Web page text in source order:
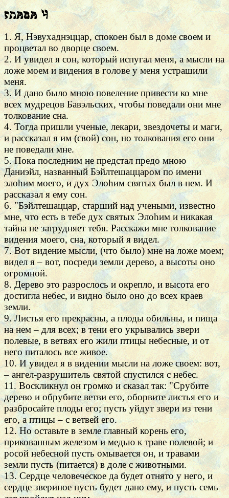
Глава 4
1. Я, Нэвухаднэццар, спокоен был в доме своем и
процветал во дворце своем.
2. И увидел я сон, который испугал меня, а мысли на
ложе моем и видения в голове у меня устрашили
меня.
3. И дано было мною повеление привести ко мне
всех мудрецов Бавэльских, чтобы поведали они мне
толкование сна.
4. Тогда пришли ученые, лекари, звездочеты и маги,
и рассказал я им (свой) сон, но толкования его они
не поведали мне.
5. Пока последним не предстал предо мною
Даниэйл, названный Бэйлтешаццаром по имени
элоhим моего, и дух Элоhим святых был в нем. И
рассказал я ему сон.
6. "Бэйлтешаццар, старший над учеными, известно
мне, что есть в тебе дух святых Элоhим и никакая
тайна не затрудняет тебя. Расскажи мне толкование
видения моего, сна, который я видел.
7. Вот видение мысли, (что было) мне на ложе моем;
видел я – вот, посреди земли дерево, а высоты оно
огромной.
8. Дерево это разрослось и окрепло, и высота его
достигла небес, и видно было оно до всех краев
земли.
9. Листья его прекрасны, а плоды обильны, и пища
на нем – для всех; в тени его укрывались звери
полевые, в ветвях его жили птицы небесные, и от
него питалось все живое.
10. И увидел я в видении мысли на ложе своем: вот,
– ангел-разрушитель святой спустился с небес.
11. Воскликнул он громко и сказал так: "Срубите
дерево и обрубите ветви его, оборвите листья его и
разбросайте плоды его; пусть уйдут звери из тени
его, а птицы – с ветвей его.
12. Но оставьте в земле главный корень его,
прикованным железом и медью к траве полевой; и
росой небесной пусть омывается он, и травами
земли пусть (питается) в доле с животными.
13. Сердце человеческое да будет отнято у него, и
сердце звериное пусть будет дано ему, и пусть семь